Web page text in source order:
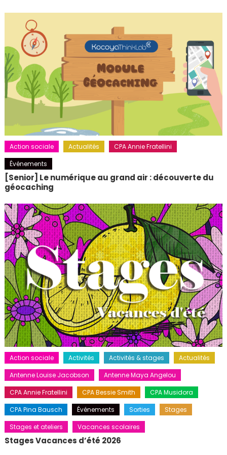
Action sociale Actualités
CPA Annie Fratellini
Événements
[Senior] Le numérique au grand air : découverte du
géocaching
Action sociale Activités Activités & stages
Actualités
Antenne Louise Jacobson
Antenne Maya Angelou
CPA Annie Fratellini
CPA Bessie Smith
CPA Musidora
CPA Pina Bausch
Événements Sorties
Stages
Stages et ateliers
Vacances scolaires
Stages Vacances d’été 2026